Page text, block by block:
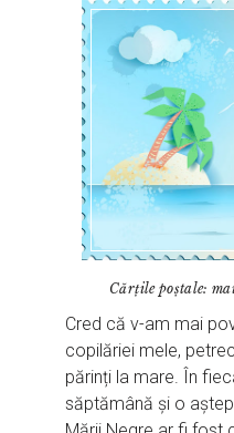
Cărțile poștale:
Cred că v-am mai
copilăriei mele,
părinți la mare. În
săptămână și o